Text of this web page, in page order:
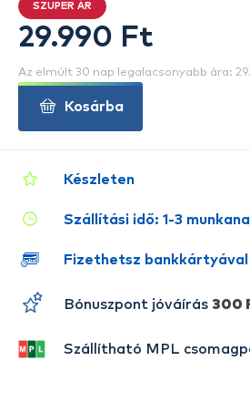
Készleten
Szállítási idő: 1-3
Fizethetsz bankkártyával
Bónuszpont jóváírás 300
Szállítható MPL
SZUPER ÁR
29.990 Ft
Az elmúlt 30 nap legalacsonyabb ára:
Kosárba